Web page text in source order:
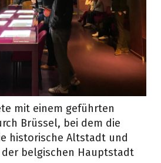
mit einem geführten
Brüssel, bei dem die
historische Altstadt und
belgischen Hauptstadt